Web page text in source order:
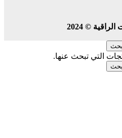
© 2024
بحث
التي تبحث عنها.
بحث